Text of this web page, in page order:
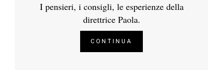
I pensieri, i consigli, le esperienze della
direttrice Paola.
CONTINUA